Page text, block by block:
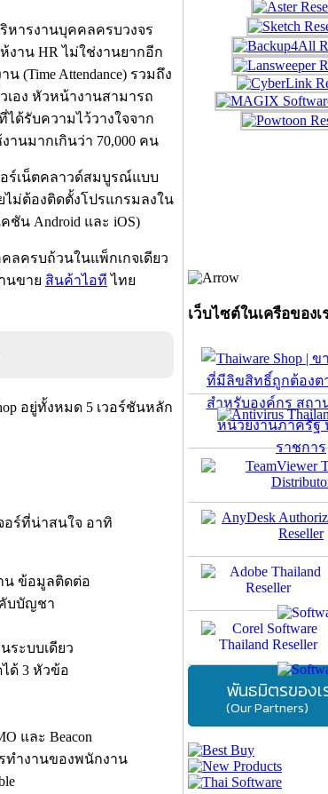
หารงานบุคคลครบวงจร
าน HR ไม่ใช่งานยากอีก
(Time Attendance) รวมถึง
เอง หัวหน้างานสามารถ
ด้รับความไว้วางใจจาก
านมากเกินว่า 70,000 คน
อร์เน็ตคลาวด์สมบูรณ์แบบ
ไม่ต้องติดตั้งโปรแกรมลงใน
ชัน Android และ iOS)
ลครบถ้วนในแพ็กเกจเดียว
นขาย สินค้าไอที ไทย
อยู่ทั้งหมด 5 เวอร์ชันหลัก
อร์ที่น่าสนใจ อาทิ
น ข้อมูลติดต่อ
บบัญชา
ระบบเดียว
ด้ 3 หัวข้อ
และ Beacon
ทำงานของพนักงาน
เว็บไซต์ในเครือของเ
พันธมิตรของเ
(Our Partners)